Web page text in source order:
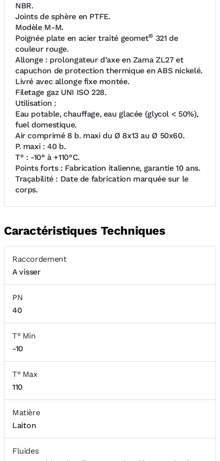
NBR.
Joints de sphère en PTFE.
Modèle M-M.
Poignée plate en acier traité geomet® 321 de
couleur rouge.
Allonge : prolongateur d’axe en Zama ZL27 et
capuchon de protection thermique en ABS nickelé.
Livré avec allonge fixe montée.
Filetage gaz UNI ISO 228.
Utilisation :
Eau potable, chauffage, eau glacée (glycol < 50%),
fuel domestique.
Air comprimé 8 b. maxi du Ø 8x13 au Ø 50x60.
P. maxi : 40 b.
T° : -10° à +110°C.
Points forts : Fabrication italienne, garantie 10 ans.
Traçabilité : Date de fabrication marquée sur le
corps.
Caractéristiques Techniques
Raccordement
A visser
PN
40
T° Min
-10
T° Max
110
Matière
Laiton
Fluides